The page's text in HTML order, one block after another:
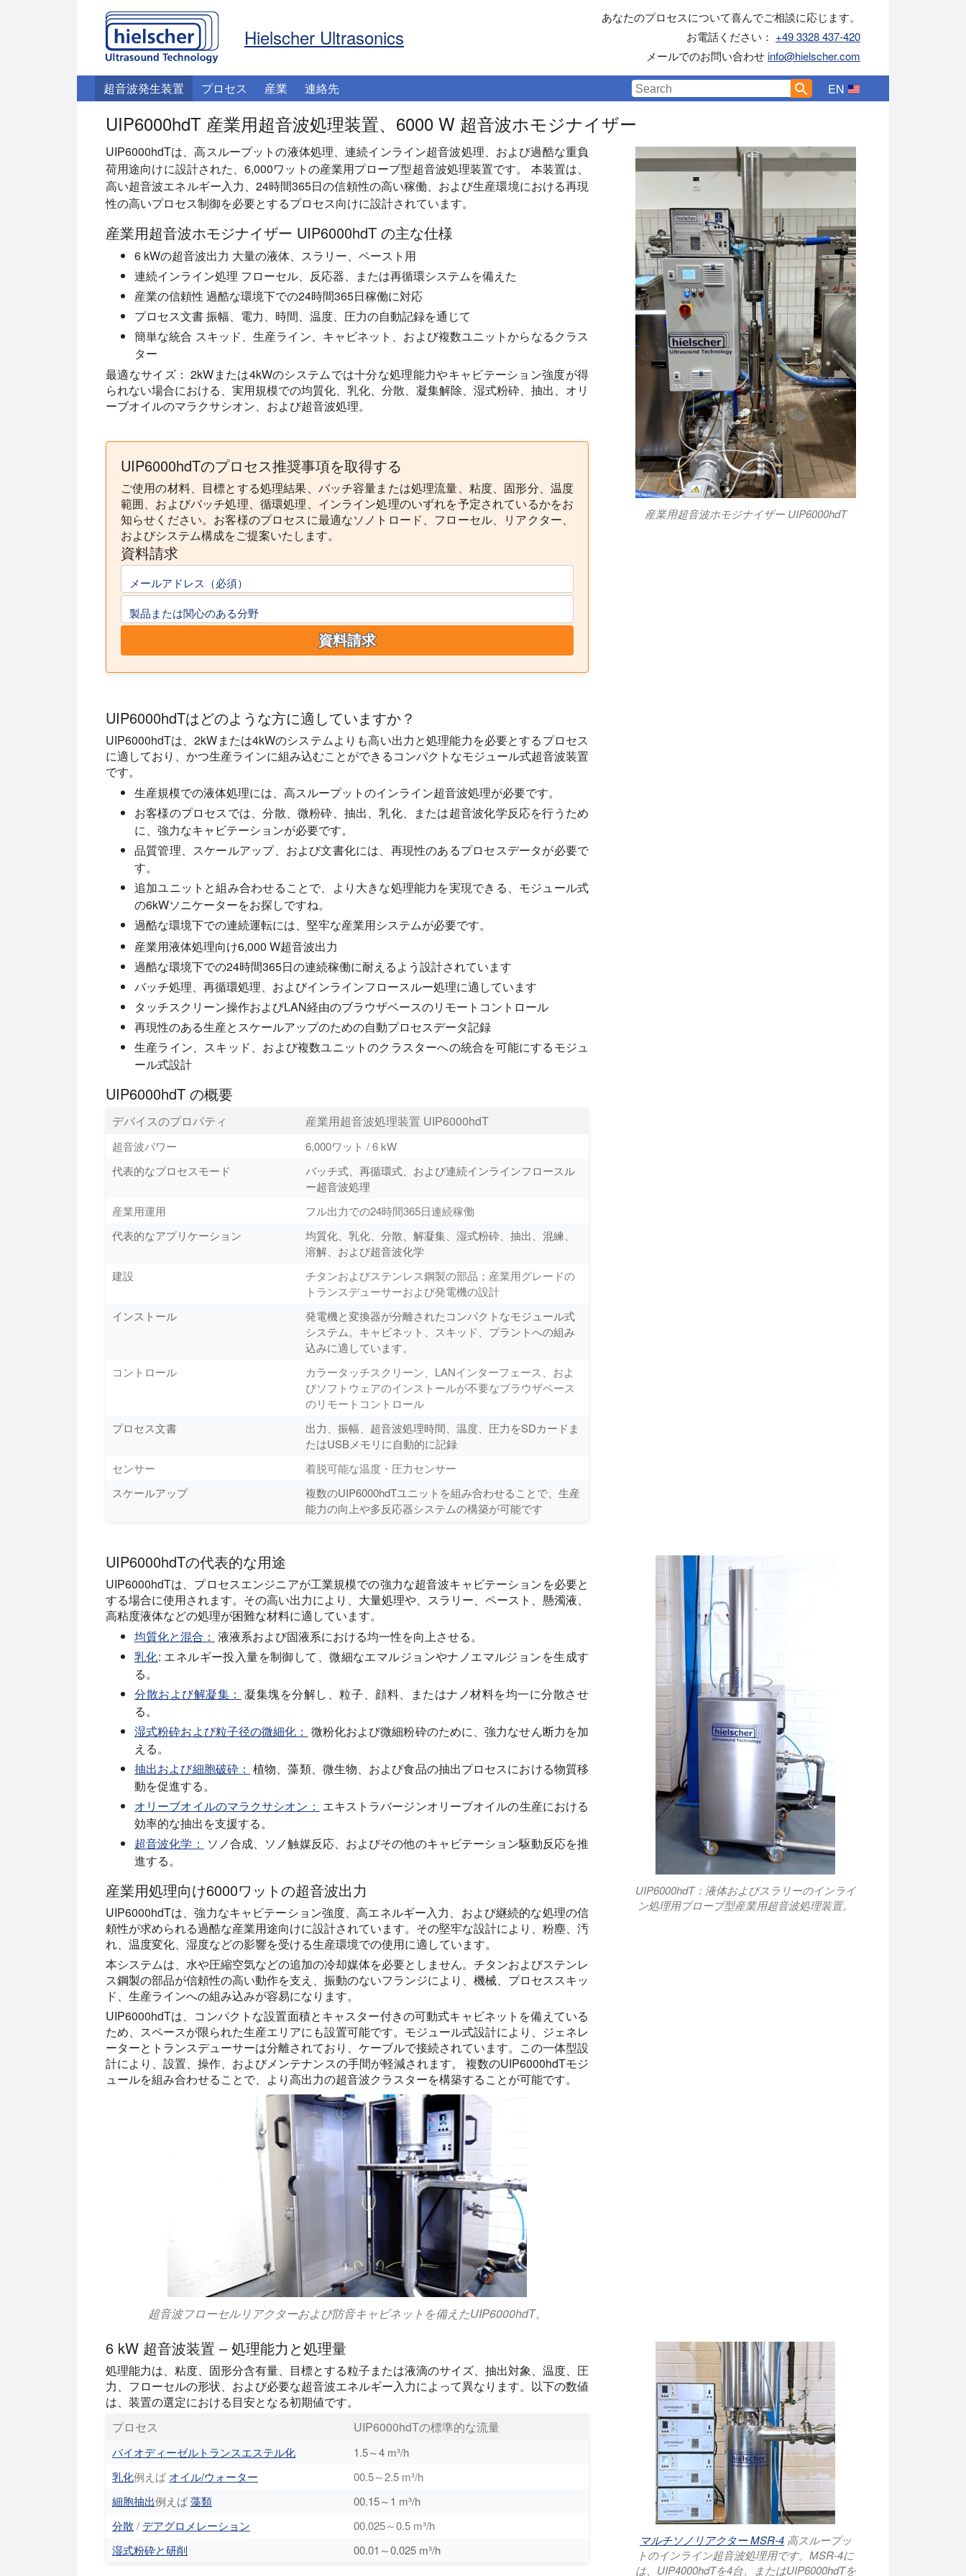
Hielscher Ultrasonics
あなたのプロセスについて喜んでご相談に応じます。
お電話ください： +49 3328 437-420
メールでのお問い合わせinfo@hielscher.com
超音波発生装置 プロセス 産業 連絡先 EN
UIP6000hdT 産業用超音波処理装置、6000 W 超音波ホモジナイザー
UIP6000hdTは、高スループットの液体処理、連続インライン超音波処理、および過酷な重負
荷用途向けに設計された、6,000ワットの産業用プローブ型超音波処理装置です。 本装置は、
高い超音波エネルギー入力、24時間365日の信頼性の高い稼働、および生産環境における再現
性の高いプロセス制御を必要とするプロセス向けに設計されています。
産業用超音波ホモジナイザー UIP6000hdT の主な仕様
6 kWの超音波出力 大量の液体、スラリー、ペースト用
連続インライン処理 フローセル、反応器、または再循環システムを備えた
産業の信頼性 過酷な環境下での24時間365日稼働に対応
プロセス文書振幅、電力、時間、温度、圧力の自動記録を通じて
簡単な統合 スキッド、生産ライン、キャビネット、および複数ユニットからなるクラス
ター
最適なサイズ： 2kWまたは4kWのシステムでは十分な処理能力やキャビテーション強度が得
られない場合における、実用規模での均質化、乳化、分散、凝集解除、湿式粉砕、抽出、オリ
ーブオイルのマラクサシオン、および超音波処理。
UIP6000hdTのプロセス推奨事項を取得する
ご使用の材料、目標とする処理結果、バッチ容量または処理流量、粘度、固形分、温度
範囲、およびバッチ処理、循環処理、インライン処理のいずれを予定されているかをお
知らせください。お客様のプロセスに最適なソノトロード、フローセル、リアクター、
およびシステム構成をご提案いたします。
資料請求
メールアドレス（必須）
製品または関心のある分野
資料請求
産業用超音波ホモジナイザー UIP6000hdT
UIP6000hdTはどのような方に適していますか？
UIP6000hdTは、2kWまたは4kWのシステムよりも高い出力と処理能力を必要とするプロセス
に適しており、かつ生産ラインに組み込むことができるコンパクトなモジュール式超音波装置
です。
生産規模での液体処理には、高スループットのインライン超音波処理が必要です。
お客様のプロセスでは、分散、微粉砕、抽出、乳化、または超音波化学反応を行うため
に、強力なキャビテーションが必要です。
品質管理、スケールアップ、および文書化には、再現性のあるプロセスデータが必要で
す。
追加ユニットと組み合わせることで、より大きな処理能力を実現できる、モジュール式
の6kWソニケーターをお探しですね。
過酷な環境下での連続運転には、堅牢な産業用システムが必要です。
産業用液体処理向け6,000 W超音波出力
過酷な環境下での24時間365日の連続稼働に耐えるよう設計されています
バッチ処理、再循環処理、およびインラインフロースルー処理に適しています
タッチスクリーン操作およびLAN経由のブラウザベースのリモートコントロール
再現性のある生産とスケールアップのための自動プロセスデータ記録
生産ライン、スキッド、および複数ユニットのクラスターへの統合を可能にするモジュ
ール式設計
UIP6000hdT の概要
デバイスのプロパティ 産業用超音波処理装置 UIP6000hdT
超音波パワー
6,000ワット / 6 kW
代表的なプロセスモード
バッチ式、再循環式、および連続インラインフロースル
ー超音波処理
産業用運用
フル出力での24時間365日連続稼働
代表的なアプリケーション
均質化、乳化、分散、解凝集、湿式粉砕、抽出、混練、
溶解、および超音波化学
建設
チタンおよびステンレス鋼製の部品；産業用グレードの
トランスデューサーおよび発電機の設計
インストール
発電機と変換器が分離されたコンパクトなモジュール式
システム。キャビネット、スキッド、プラントへの組み
込みに適しています。
コントロール
カラータッチスクリーン、LANインターフェース、およ
びソフトウェアのインストールが不要なブラウザベース
のリモートコントロール
プロセス文書
出力、振幅、超音波処理時間、温度、圧力をSDカードま
たはUSBメモリに自動的に記録
センサー
着脱可能な温度・圧力センサー
スケールアップ
複数のUIP6000hdTユニットを組み合わせることで、生産
能力の向上や多反応器システムの構築が可能です
UIP6000hdTの代表的な用途
UIP6000hdTは、プロセスエンジニアが工業規模での強力な超音波キャビテーションを必要と
する場合に使用されます。その高い出力により、大量処理や、スラリー、ペースト、懸濁液、
高粘度液体などの処理が困難な材料に適しています。
均質化と混合： 液液系および固液系における均一性を向上させる。
乳化: エネルギー投入量を制御して、微細なエマルジョンやナノエマルジョンを生成す
る。
分散および解凝集： 凝集塊を分解し、粒子、顔料、またはナノ材料を均一に分散させ
る。
湿式粉砕および粒子径の微細化： 微粉化および微細粉砕のために、強力なせん断力を加
える。
抽出および細胞破砕： 植物、藻類、微生物、および食品の抽出プロセスにおける物質移
動を促進する。
オリーブオイルのマラクサシオン： エキストラバージンオリーブオイルの生産における
効率的な抽出を支援する。
超音波化学： ソノ合成、ソノ触媒反応、およびその他のキャビテーション駆動反応を推
進する。
産業用処理向け6000ワットの超音波出力
UIP6000hdTは、強力なキャビテーション強度、高エネルギー入力、および継続的な処理の信
頼性が求められる過酷な産業用途向けに設計されています。その堅牢な設計により、粉塵、汚
れ、温度変化、湿度などの影響を受ける生産環境での使用に適しています。
本システムは、水や圧縮空気などの追加の冷却媒体を必要としません。チタンおよびステンレ
ス鋼製の部品が信頼性の高い動作を支え、振動のないフランジにより、機械、プロセススキッ
ド、生産ラインへの組み込みが容易になります。
UIP6000hdTは、コンパクトな設置面積とキャスター付きの可動式キャビネットを備えている
ため、スペースが限られた生産エリアにも設置可能です。モジュール式設計により、ジェネレ
ーターとトランスデューサーは分離されており、ケーブルで接続されています。この一体型設
計により、設置、操作、およびメンテナンスの手間が軽減されます。 複数のUIP6000hdTモジ
ュールを組み合わせることで、より高出力の超音波クラスターを構築することが可能です。
超音波フローセルリアクターおよび防音キャビネットを備えたUIP6000hdT。
UIP6000hdT：液体およびスラリーのインライ
ン処理用プローブ型産業用超音波処理装置。
6 kW 超音波装置 – 処理能力と処理量
処理能力は、粘度、固形分含有量、目標とする粒子または液滴のサイズ、抽出対象、温度、圧
力、フローセルの形状、および必要な超音波エネルギー入力によって異なります。以下の数値
は、装置の選定における目安となる初期値です。
プロセス
UIP6000hdTの標準的な流量
バイオディーゼルトランスエステル化
1.5～4 m³/h
乳化例えば オイル/ウォーター
00.5～2.5 m³/h
細胞抽出例えば藻類
00.15～1 m³/h
分散/ デアグロメレーション
00.025～0.5 m³/h
湿式粉砕と研削
00.01～0.025 m³/h
マルチソノリアクター MSR-4高スループッ
トのインライン超音波処理用です。MSR-4に
は、UIP4000hdTを4台、またはUIP6000hdTを